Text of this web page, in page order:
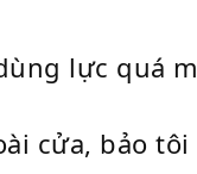
lực quá
cửa, bảo